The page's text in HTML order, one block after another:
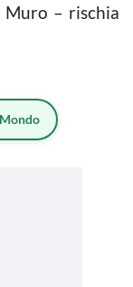
– rischia
Mondo